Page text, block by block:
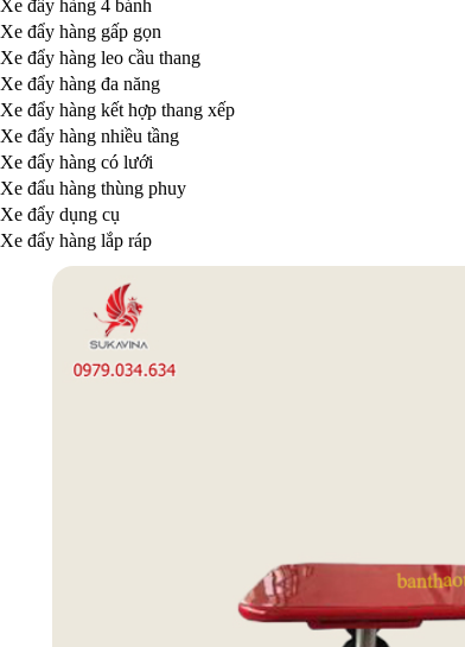
Xe đẩy hàng 4 bánh
Xe đẩy hàng gấp gọn
Xe đẩy hàng leo cầu thang
Xe đẩy hàng đa năng
Xe đẩy hàng kết hợp thang xếp
Xe đẩy hàng nhiều tầng
Xe đẩy hàng có lưới
Xe đẩu hàng thùng phuy
Xe đẩy dụng cụ
Xe đẩy hàng lắp ráp